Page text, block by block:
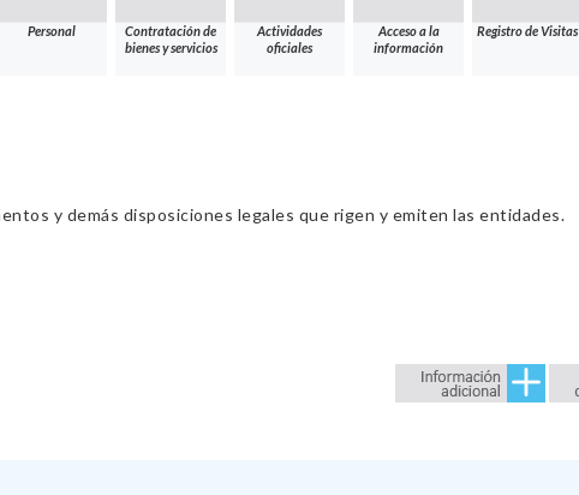
Personal
Contratación de
bienes y servicios
Actividades
oficiales
Acceso a la
información
Registro de Visitas
y demás disposiciones legales que rigen y emiten las entidades.